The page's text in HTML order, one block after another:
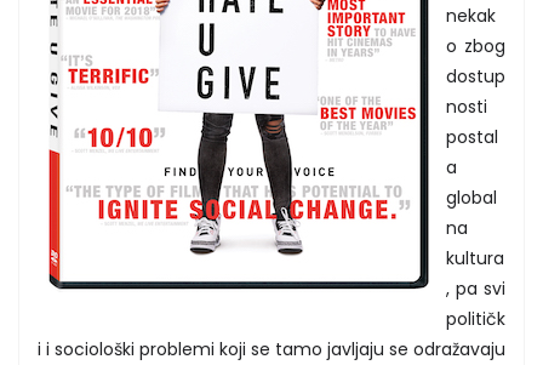
nekak
o zbog
dostup
nosti
postal
a
global
na
kultura
, pa svi
političk
i i sociološki problemi koji se tamo javljaju se odražavaju